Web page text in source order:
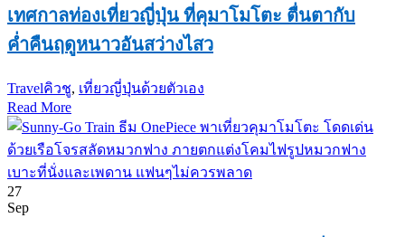
เทศกาลท่องเที่ยวญี่ปุ่น ที่คุมาโมโตะ ตื่นตากับ
ค่ำคืนฤดูหนาวอันสว่างไสว
Travelคิวชู, เที่ยวญี่ปุ่นด้วยตัวเอง
Read More
27
Sep